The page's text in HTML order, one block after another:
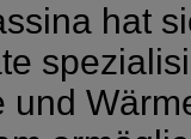
hat
und